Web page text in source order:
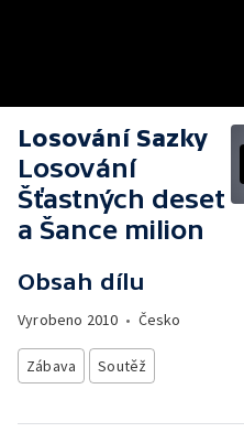
Losování Sazky
Losování
Šťastných deset
a Šance milion
Obsah dílu
Vyrobeno 2010 • Česko
Zábava Soutěž